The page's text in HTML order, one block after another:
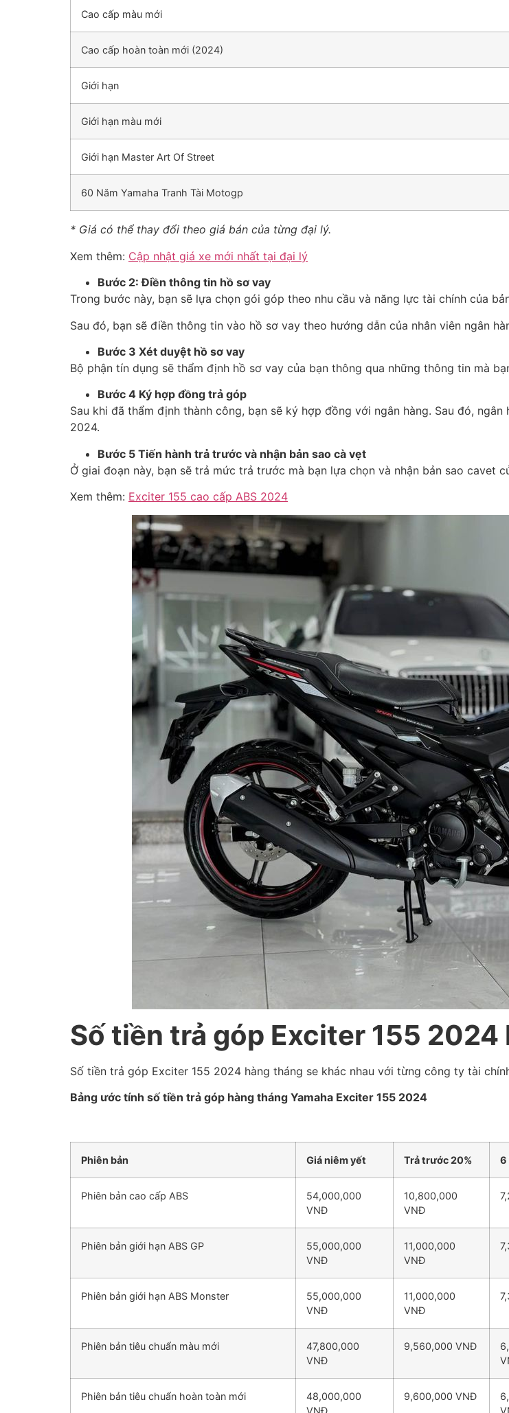
Cao cấp màu mới
Cao cấp hoàn toàn mới (2024)
Giới hạn
Giới hạn màu mới
Giới hạn Master Art Of Street
60 Năm Yamaha Tranh Tài Motogp
* Giá có thể thay đổi theo giá bán của từng đại lý.
Xem thêm: Cập nhật giá xe mới nhất tại đại lý
Bước 2: Điền thông tin hồ sơ vay
Trong bước này, bạn sẽ lựa chọn gói góp theo nhu cầu và năng lực tài chính của
Sau đó, bạn sẽ điền thông tin vào hồ sơ vay theo hướng dẫn của nhân viên ngân
Bước 3 Xét duyệt hồ sơ vay
Bộ phận tín dụng sẽ thẩm định hồ sơ vay của bạn thông qua những thông tin mà
Bước 4 Ký hợp đồng trả góp
Sau khi đã thẩm định thành công, bạn sẽ ký hợp đồng với ngân hàng. Sau đó,
2024.
Bước 5 Tiến hành trả trước và nhận bản sao cà vẹt
Ở giai đoạn này, bạn sẽ trả mức trả trước mà bạn lựa chọn và nhận bản sao cavet
Xem thêm: Exciter 155 cao cấp ABS 2024
Số tiền trả góp Exciter 155
Số tiền trả góp Exciter 155 2024 hàng tháng se khác nhau với từng công ty tài
Bảng ước tính số tiền trả góp hàng tháng Yamaha Exciter 155 2024
Phiên bản Giá niêm yết Trả trước 20% 6
Phiên bản cao cấp ABS
54,000,000
VNĐ
10,800,000
VNĐ
Phiên bản giới hạn ABS GP
55,000,000
VNĐ
11,000,000
VNĐ
Phiên bản giới hạn ABS Monster
55,000,000
VNĐ
11,000,000
VNĐ
Phiên bản tiêu chuẩn màu mới
47,800,000
VNĐ
9,560,000 VNĐ
Phiên bản tiêu chuẩn hoàn toàn mới
48,000,000
9,600,000 VNĐ